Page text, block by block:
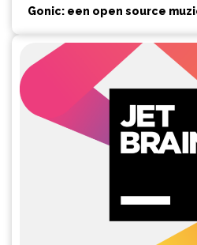
Gonic: een open source